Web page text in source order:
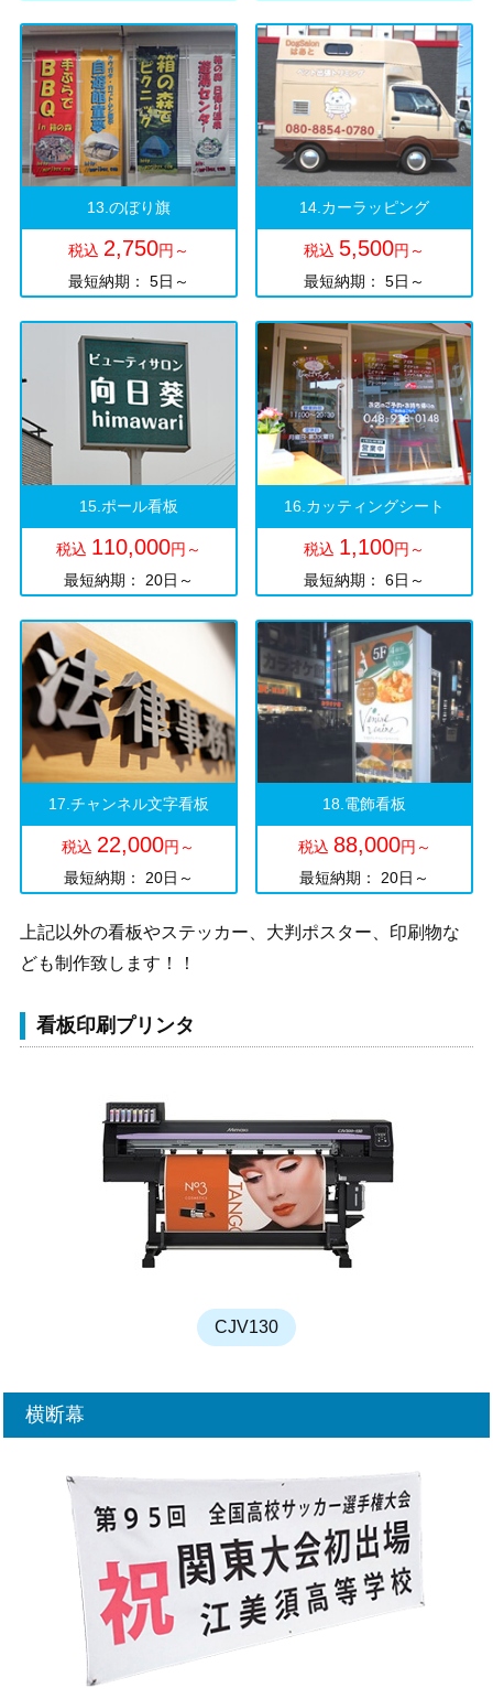
13.のぼり旗
税込 2,750円～
最短納期： 5日～
14.カーラッピング
税込 5,500円～
最短納期： 5日～
15.ポール看板
税込 110,000円～
最短納期： 20日～
16.カッティングシート
税込 1,100円～
最短納期： 6日～
17.チャンネル文字看板
税込 22,000円～
最短納期： 20日～
18.電飾看板
税込 88,000円～
最短納期： 20日～
上記以外の看板やステッカー、大判ポスター、印刷物な
ども制作致します！！
看板印刷プリンタ
CJV130
横断幕